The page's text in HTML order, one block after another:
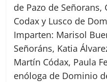
de Pazo de
Codax y Lusco de
Imparten: Marisol
Señoráns, Katia
Martín Códax, Paula
enóloga de Dominio